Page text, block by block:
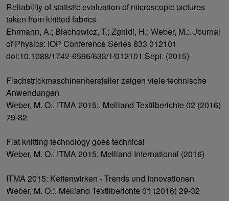
Reliability of statistic evaluation of microscopic pictures
taken from knitted fabrics
Ehrmann, A.; Blachowicz, T.; Zghidi, H.; Weber, M.:. Journal
of Physics: IOP Conference Series 633 012101
doi:10.1088/1742-6596/633/1/012101 Sept. (2015)
Flachstrickmaschinenhersteller zeigen viele technische
Anwendungen
Weber, M. O.: ITMA 2015:. Melliand Textilberichte 02 (2016)
79-82
Flat knitting technology goes technical
Weber, M. O.: ITMA 2015: Melliand International (2016)
ITMA 2015: Kettenwirken - Trends und Innovationen
Weber, M. O.:. Melliand Textilberichte 01 (2016) 29-32